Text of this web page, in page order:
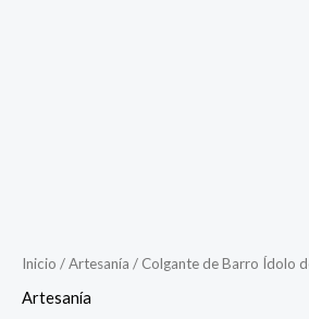
Inicio /Artesanía / Colgante de Barro Ídolo
Artesanía